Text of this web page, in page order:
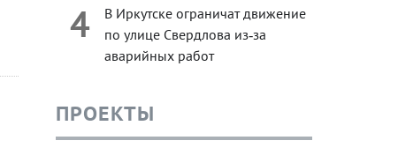
4
В Иркутске ограничат движение
по улице Свердлова из‑за
аварийных работ
ПРОЕКТЫ